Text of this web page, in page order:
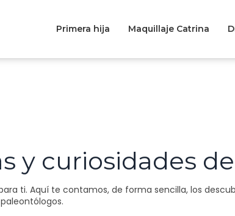
Primera hija Maquillaje Catrina
y curiosidades
ti. Aquí te contamos, de forma sencilla, los